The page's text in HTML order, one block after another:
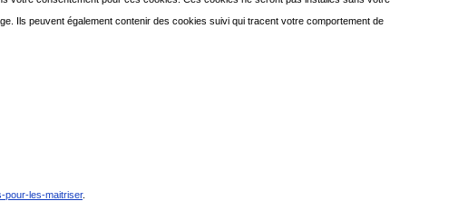
Ils peuvent également contenir des cookies suivi qui tracent votre comportement de
pour-les-maitriser.